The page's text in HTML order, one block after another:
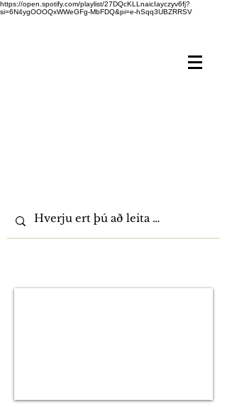
https://open.spotify.com/playlist/27DQcKLLnaicIayczyv6fj?
si=6N4ygOOOQxWWeGFg-MbFDQ&pi=e-hSqq3UBZRRSV